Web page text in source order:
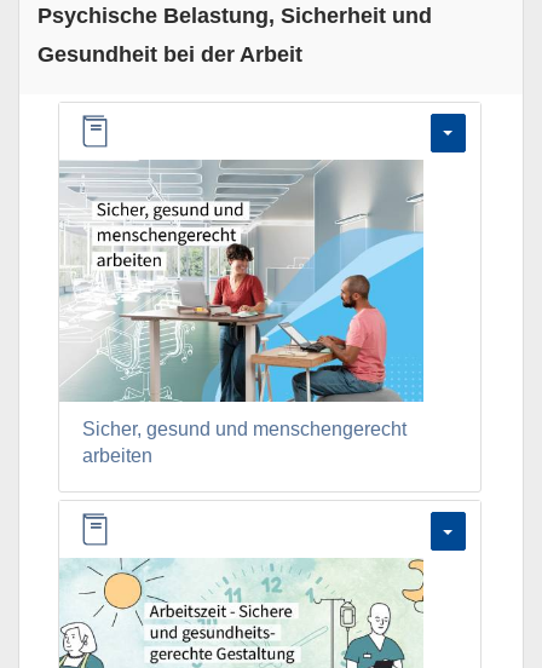
Psychische Belastung, Sicherheit und
Gesundheit bei der Arbeit
Sicher, gesund und menschengerecht
arbeiten